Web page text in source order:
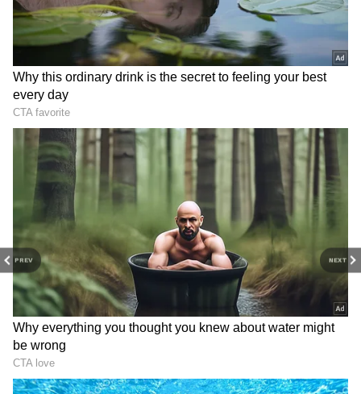
PREV NEXT
Related Articles
Hotel Room 106: హోటల్ రూమ్ 106.. గోవా ట్రిప్‌లో
స్నేహితులకు మైండ్‌బ్లాక్ అయ్యే అనుభవం